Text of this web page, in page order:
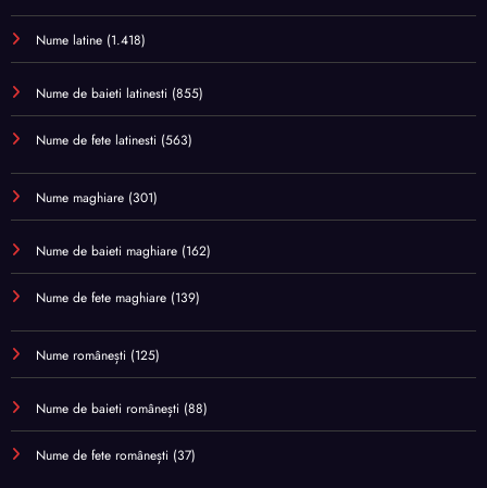
Nume latine (1.418)
Nume de baieti latinesti (855)
Nume de fete latinesti (563)
Nume maghiare (301)
Nume de baieti maghiare (162)
Nume de fete maghiare (139)
Nume românești (125)
Nume de baieti românești (88)
Nume de fete românești (37)